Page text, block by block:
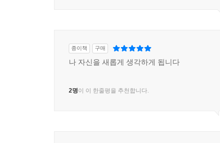
종이책 구매
나 자신을 새롭게 생각하게 됩니다
2명이 이 한줄평을 추천합니다.